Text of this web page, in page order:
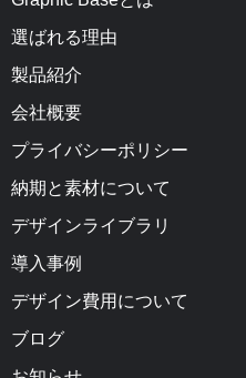
選ばれる理由
製品紹介
会社概要
プライバシーポリシー
納期と素材について
デザインライブラリ
導入事例
デザイン費用について
ブログ